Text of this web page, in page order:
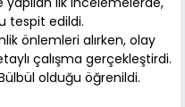
tespit edildi.
önlemleri alırken, olay
çalışma gerçekleştirdi.
olduğu öğrenildi.